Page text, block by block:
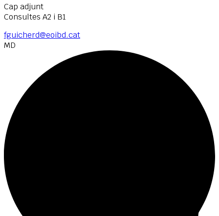
Cap adjunt
Consultes A2 i B1
fguicherd@eoibd.cat
MD